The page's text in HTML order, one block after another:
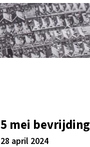
5 mei
28 april 2024